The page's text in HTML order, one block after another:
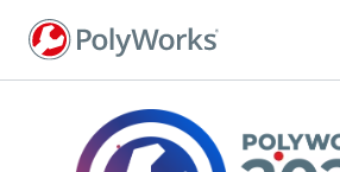
Pular
para